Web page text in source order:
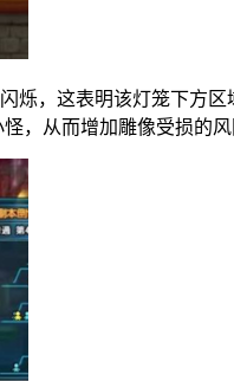
烁，这表明该灯笼下方
，从而增加雕像受损的